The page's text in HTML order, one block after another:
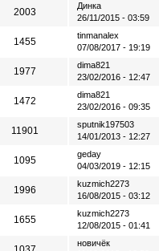
2003
Динка
26/11/2015 - 03:59
1455
tinmanalex
07/08/2017 - 19:19
1977
dima821
23/02/2016 - 12:47
1472
dima821
23/02/2016 - 09:35
11901
sputnik197503
14/01/2013 - 12:27
1095
geday
04/03/2019 - 12:15
1996
kuzmich2273
16/08/2015 - 03:12
1655
kuzmich2273
12/08/2015 - 01:41
новичёк